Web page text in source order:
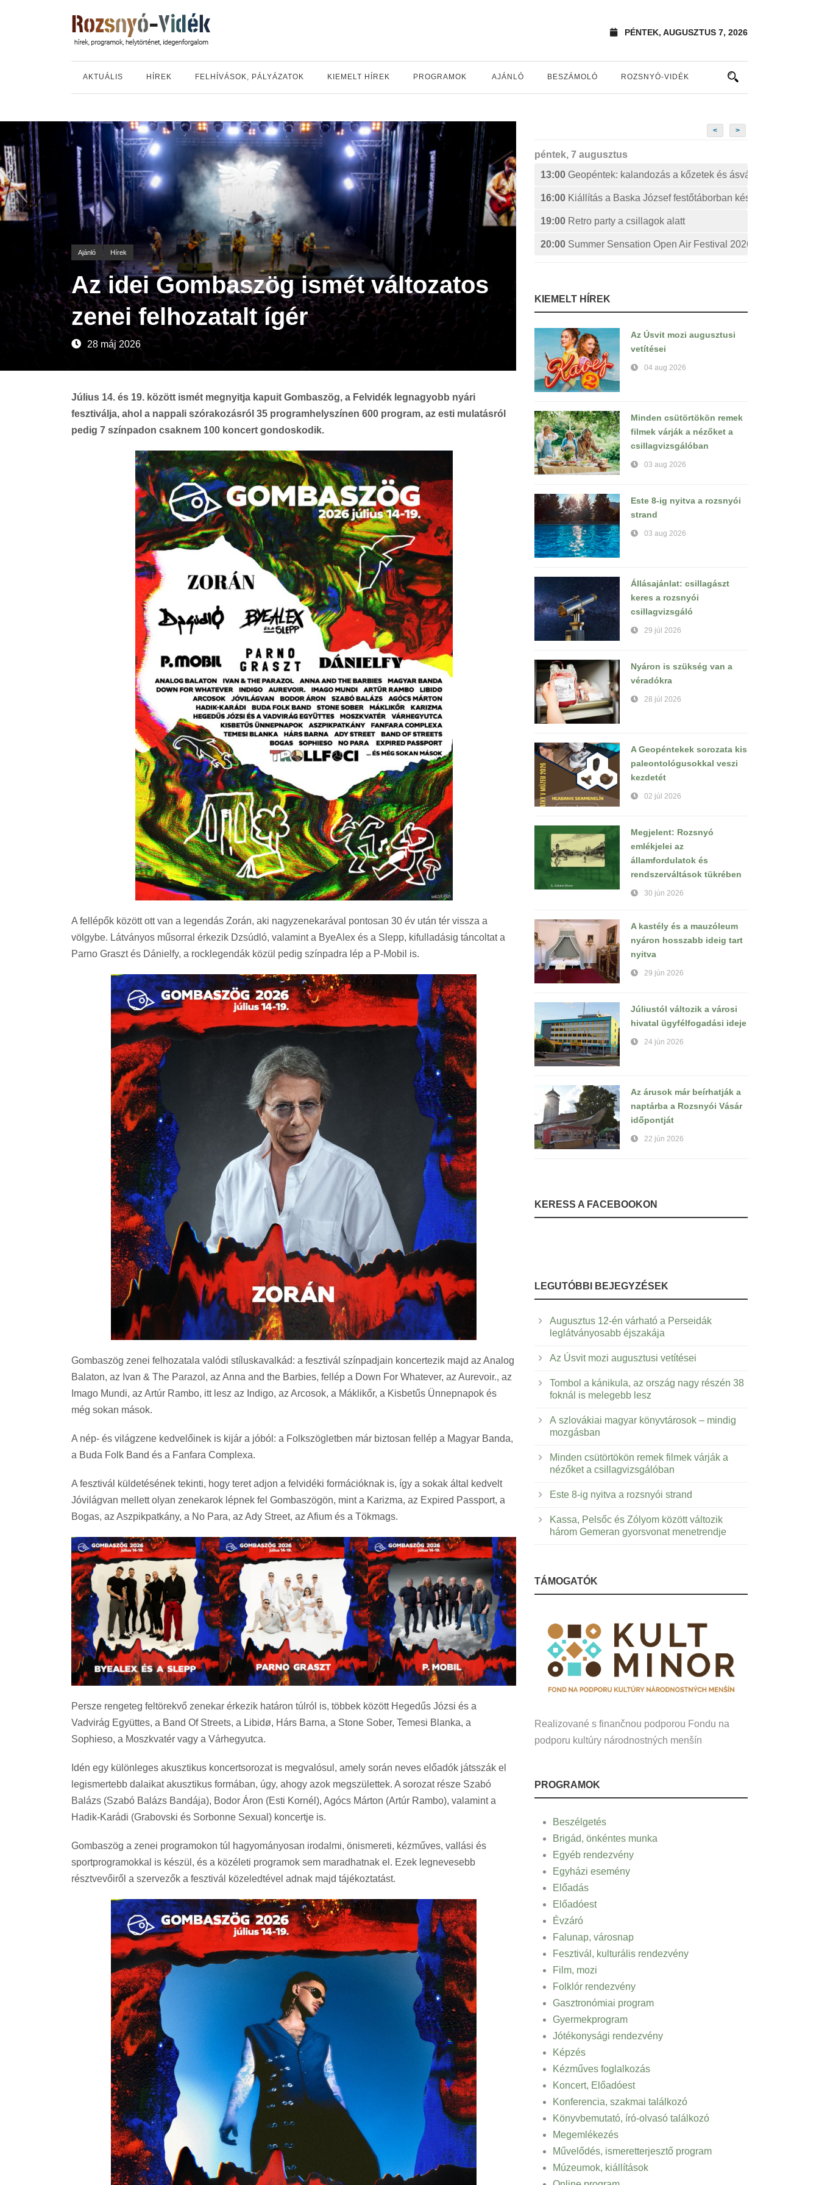
PÉNTEK, AUGUSZTUS 7, 2026
AKTUÁLIS HÍREK FELHÍVÁSOK, PÁLYÁZATOK KIEMELT HÍREK PROGRAMOK AJÁNLÓ BESZÁMOLÓ ROZSNYÓ-VIDÉK
Ajánló Hírek
Az idei Gombaszög ismét változatos
zenei felhozatalt ígér
28 máj 2026
Július 14. és 19. között ismét megnyitja kapuit Gombaszög, a Felvidék legnagyobb nyári
fesztiválja, ahol a nappali szórakozásról 35 programhelyszínen 600 program, az esti mulatásról
pedig 7 színpadon csaknem 100 koncert gondoskodik.
A fellépők között ott van a legendás Zorán, aki nagyzenekarával pontosan 30 év után tér vissza a
völgybe. Látványos műsorral érkezik Dzsúdló, valamint a ByeAlex és a Slepp, kifulladásig táncoltat a
Parno Graszt és Dánielfy, a rocklegendák közül pedig színpadra lép a P-Mobil is.
Gombaszög zenei felhozatala valódi stíluskavalkád: a fesztivál színpadjain koncertezik majd az Analog
Balaton, az Ivan & The Parazol, az Anna and the Barbies, fellép a Down For Whatever, az Aurevoir., az
Imago Mundi, az Artúr Rambo, itt lesz az Indigo, az Arcosok, a Máklikőr, a Kisbetűs Ünnepnapok és
még sokan mások.
A nép- és világzene kedvelőinek is kijár a jóból: a Folkszögletben már biztosan fellép a Magyar Banda,
a Buda Folk Band és a Fanfara Complexa.
A fesztivál küldetésének tekinti, hogy teret adjon a felvidéki formációknak is, így a sokak által kedvelt
Jóvilágvan mellett olyan zenekarok lépnek fel Gombaszögön, mint a Karizma, az Expired Passport, a
Bogas, az Aszpikpatkány, a No Para, az Ady Street, az Afium és a Tökmags.
Persze rengeteg feltörekvő zenekar érkezik határon túlról is, többek között Hegedűs Józsi és a
Vadvirág Együttes, a Band Of Streets, a Libidø, Hárs Barna, a Stone Sober, Temesi Blanka, a
Sophieso, a Moszkvatér vagy a Várhegyutca.
Idén egy különleges akusztikus koncertsorozat is megvalósul, amely során neves előadók játsszák el
legismertebb dalaikat akusztikus formában, úgy, ahogy azok megszülettek. A sorozat része Szabó
Balázs (Szabó Balázs Bandája), Bodor Áron (Esti Kornél), Agócs Márton (Artúr Rambo), valamint a
Hadik-Karádi (Grabovski és Sorbonne Sexual) koncertje is.
Gombaszög a zenei programokon túl hagyományosan irodalmi, önismereti, kézműves, vallási és
sportprogramokkal is készül, és a közéleti programok sem maradhatnak el. Ezek legnevesebb
résztvevőiről a szervezők a fesztivál közeledtével adnak majd tájékoztatást.
< >
péntek, 7 augusztus
13:00 Geopéntek: kalandozás a kőzetek és ásványok izgalmas
16:00 Kiállítás a Baska József festőtáborban készült művekből
19:00 Retro party a csillagok alatt
20:00 Summer Sensation Open Air Festival 2026:
KIEMELT HÍREK
Az Úsvit mozi augusztusi
vetítései
04 aug 2026
Minden csütörtökön remek
filmek várják a nézőket a
csillagvizsgálóban
03 aug 2026
Este 8-ig nyitva a rozsnyói
strand
03 aug 2026
Állásajánlat: csillagászt
keres a rozsnyói
csillagvizsgáló
29 júl 2026
Nyáron is szükség van a
véradókra
28 júl 2026
A Geopéntekek sorozata kis
paleontológusokkal veszi
kezdetét
02 júl 2026
Megjelent: Rozsnyó
emlékjelei az
államfordulatok és
rendszerváltások tükrében
30 jún 2026
A kastély és a mauzóleum
nyáron hosszabb ideig tart
nyitva
29 jún 2026
Júliustól változik a városi
hivatal ügyfélfogadási ideje
24 jún 2026
Az árusok már beírhatják a
naptárba a Rozsnyói Vásár
időpontját
22 jún 2026
KERESS A FACEBOOKON
LEGUTÓBBI BEJEGYZÉSEK
Augusztus 12-én várható a Perseidák
leglátványosabb éjszakája
Az Úsvit mozi augusztusi vetítései
Tombol a kánikula, az ország nagy részén 38
foknál is melegebb lesz
A szlovákiai magyar könyvtárosok – mindig
mozgásban
Minden csütörtökön remek filmek várják a
nézőket a csillagvizsgálóban
Este 8-ig nyitva a rozsnyói strand
Kassa, Pelsőc és Zólyom között változik
három Gemeran gyorsvonat menetrendje
TÁMOGATÓK
Realizované s finančnou podporou Fondu na
podporu kultúry národnostných menšín
PROGRAMOK
Beszélgetés
Brigád, önkéntes munka
Egyéb rendezvény
Egyházi esemény
Előadás
Előadóest
Évzáró
Falunap, városnap
Fesztivál, kulturális rendezvény
Film, mozi
Folklór rendezvény
Gasztronómiai program
Gyermekprogram
Jótékonysági rendezvény
Képzés
Kézműves foglalkozás
Koncert, Előadóest
Konferencia, szakmai találkozó
Könyvbemutató, író-olvasó találkozó
Megemlékezés
Művelődés, ismeretterjesztő program
Múzeumok, kiállítások